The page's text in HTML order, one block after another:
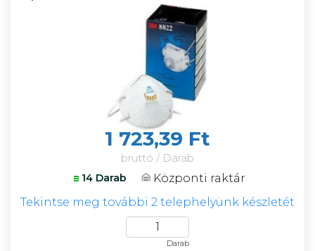
1 723,39 Ft
bruttó / Darab
14 Darab
Központi raktár
Tekintse meg további 2 telephelyünk készletét
Darab